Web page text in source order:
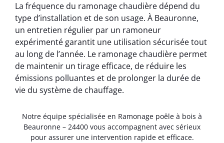
La fréquence du ramonage chaudière dépend du
type d’installation et de son usage. À Beauronne,
un entretien régulier par un ramoneur
expérimenté garantit une utilisation sécurisée tout
au long de l’année. Le ramonage chaudière permet
de maintenir un tirage efficace, de réduire les
émissions polluantes et de prolonger la durée de
vie du système de chauffage.
Notre équipe spécialisée en Ramonage poêle à bois à
Beauronne – 24400 vous accompagnent avec sérieux
pour assurer une intervention rapide et efficace.